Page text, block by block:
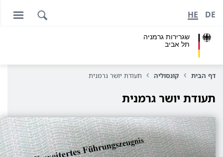
שגרירות גרמניה
תל אביב
DE
HE
דף הבית קונסוליה תעודת יושר גרמנית
תעודת יושר גרמנית